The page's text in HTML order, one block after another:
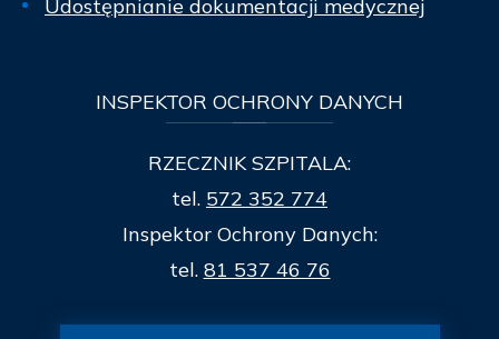
Udostępnianie dokumentacji medycznej
INSPEKTOR OCHRONY DANYCH
RZECZNIK SZPITALA:
tel. 572 352 774
Inspektor Ochrony Danych:
tel. 81 537 46 76